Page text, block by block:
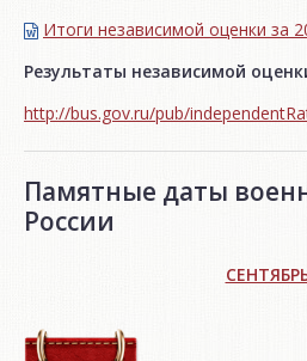
Итоги независимой oценки за
Результаты независимой
http://bus.gov.ru/pub/
Памятные даты
России